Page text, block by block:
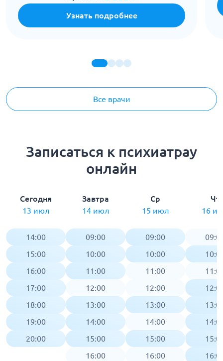
Все врачи
Узнать подробнее
Записаться к психиатрау
онлайн
Сегодня
13 июл
14:00
15:00
16:00
17:00
18:00
19:00
20:00
Завтра
14 июл
09:00
10:00
11:00
12:00
13:00
14:00
15:00
16:00
Ср
15 июл
09:00
10:00
11:00
12:00
13:00
14:00
15:00
16:00
Чт
16